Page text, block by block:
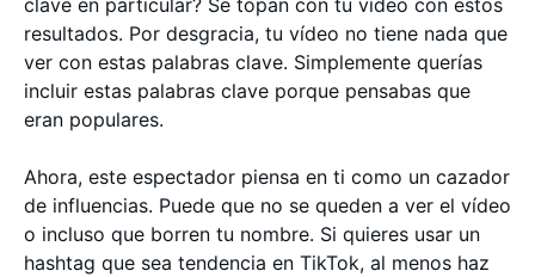
resultados. Por desgracia, tu vídeo no tiene nada que
ver con estas palabras clave. Simplemente querías
incluir estas palabras clave porque pensabas que
eran populares.
Ahora, este espectador piensa en ti como un cazador
de influencias. Puede que no se queden a ver el vídeo
o incluso que borren tu nombre. Si quieres usar un
hashtag que sea tendencia en TikTok, al menos haz